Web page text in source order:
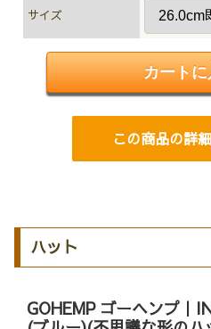
サイズ
この商品の詳
ハット
GOHEMP ゴーヘンプ｜